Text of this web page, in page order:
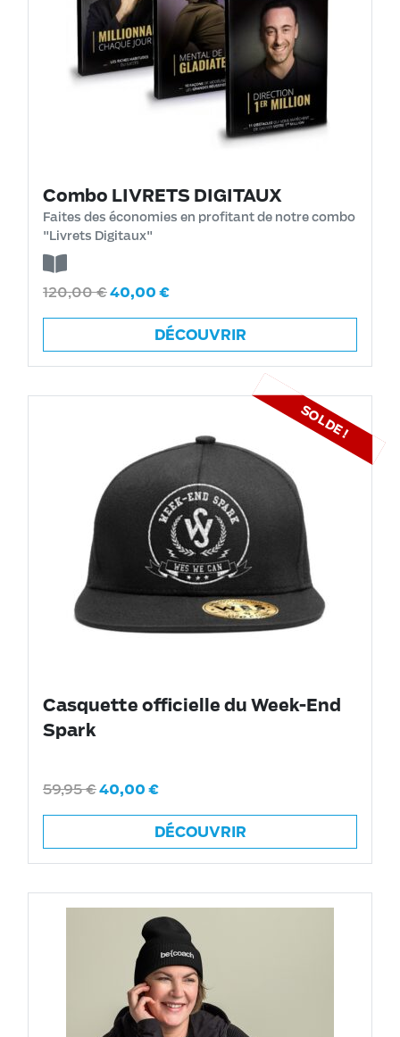
Combo LIVRETS DIGITAUX
Faites des économies en profitant de notre combo
"Livrets Digitaux"
120,00€40,00€
DÉCOUVRIR
SOLDE !
Casquette officielle du Week-End
Spark
59,95€40,00€
DÉCOUVRIR